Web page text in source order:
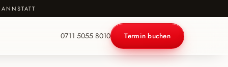
0711 5055 8010 Termin buchen